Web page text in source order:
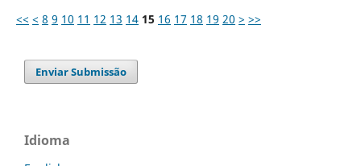
<< < 8 9 10 11 12 13 14 15 16 17 18 19 20 > >>
Enviar Submissão
Idioma